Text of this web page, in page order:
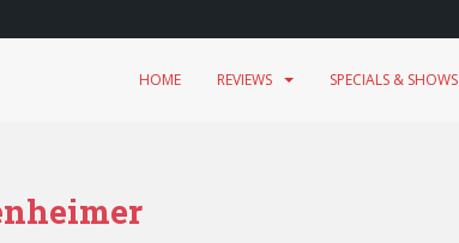
HOME REVIEWS SPECIALS & SHOWS